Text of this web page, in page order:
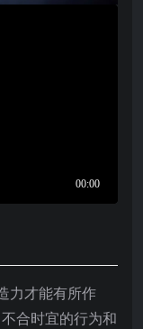
力才能有所作
合时宜的行为和